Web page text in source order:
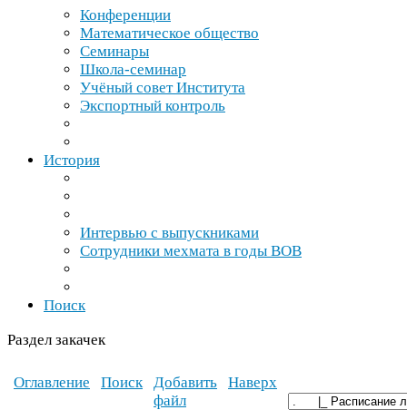
Конференции
Математическое общество
Семинары
Школа-​семинар
Учёный совет Института
Экспортный контроль
История
Интервью с выпускниками
Сотрудники мехмата в годы ВОВ
Поиск
Раздел закачек
Оглавление Поиск
Добавить
файл
Наверх